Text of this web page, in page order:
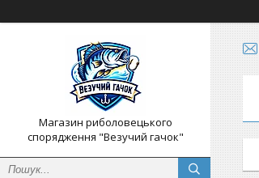
Магазин риболовецького
спорядження "Везучий гачок"